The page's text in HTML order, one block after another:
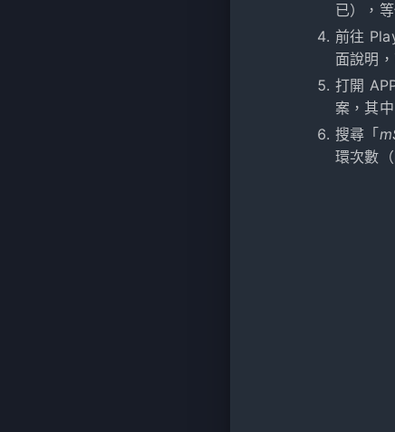
已），
前往
面說明
打開
案，其
搜尋「
環次數（